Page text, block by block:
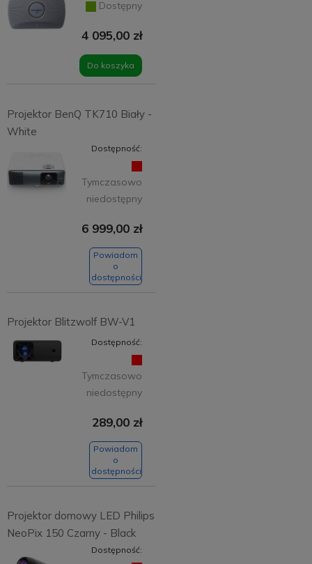
Dostępny
4 095,00 zł
Do koszyka
Projektor BenQ TK710 Biały -
White
Dostępność:
Tymczasowo
niedostępny
6 999,00 zł
Powiadom
o
dostępności
Projektor Blitzwolf BW-V1
Dostępność:
Tymczasowo
niedostępny
289,00 zł
Powiadom
o
dostępności
Projektor domowy LED Philips
NeoPix 150 Czarny - Black
Dostępność: